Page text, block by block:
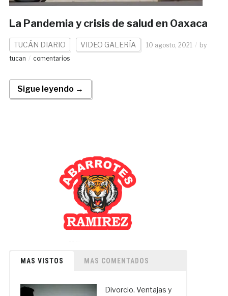
La Pandemia y crisis de salud en Oaxaca
TUCÁN DIARIO VIDEO GALERÍA 10 agosto, 2021
by
tucan
comentarios
Sigue leyendo →
MAS VISTOS MAS COMENTADOS
Divorcio. Ventajas y